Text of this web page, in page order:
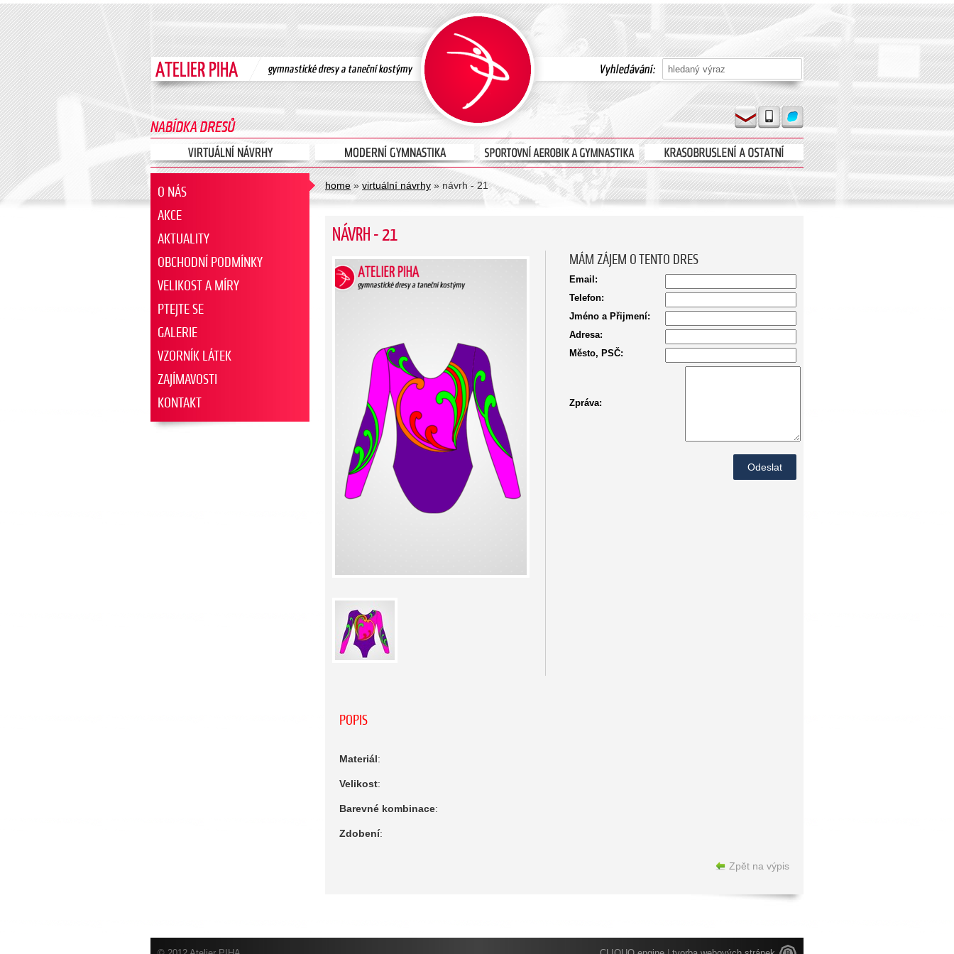
O NÁS
AKCE
AKTUALITY
OBCHODNÍ PODMÍNKY
VELIKOST A MÍRY
PTEJTE SE
GALERIE
VZORNÍK LÁTEK
ZAJÍMAVOSTI
KONTAKT
home»virtuální návrhy» návrh - 21
NÁVRH - 21
MÁM ZÁJEM O TENTO DRES
Email:
Telefon:
Jméno a Přijmení:
Adresa:
Město, PSČ:
Zpráva:
Odeslat
POPIS
Materiál:
Velikost:
Barevné kombinace:
Zdobení:
Zpět na výpis